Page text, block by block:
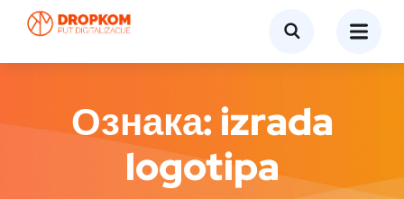
Ознака:izrada
logotipa